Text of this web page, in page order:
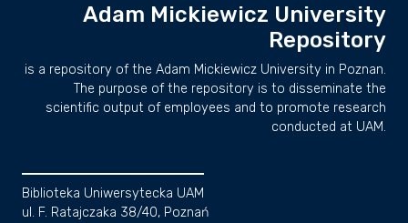
Adam Mickiewicz University
Repository
is a repository of the Adam Mickiewicz University in Poznan.
The purpose of the repository is to disseminate the
scientific output of employees and to promote research
conducted at UAM.
Biblioteka Uniwersytecka UAM
ul. F. Ratajczaka 38/40, Poznań